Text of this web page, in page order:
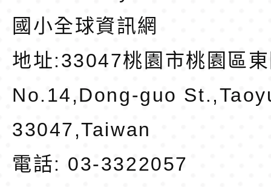
國小全球資訊網
地址:33047桃園市桃園區
No.14,Dong-guo
33047,Taiwan
電話: 03-3322057